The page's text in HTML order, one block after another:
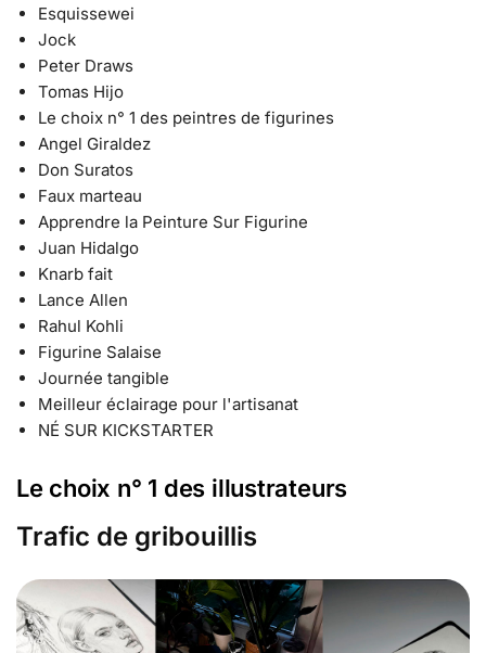
Esquissewei
Jock
Peter Draws
Tomas Hijo
Le choix n° 1 des peintres de figurines
Angel Giraldez
Don Suratos
Faux marteau
Apprendre la Peinture Sur Figurine
Juan Hidalgo
Knarb fait
Lance Allen
Rahul Kohli
Figurine Salaise
Journée tangible
Meilleur éclairage pour l'artisanat
NÉ SUR KICKSTARTER
Le choix n° 1 des illustrateurs
Trafic de gribouillis